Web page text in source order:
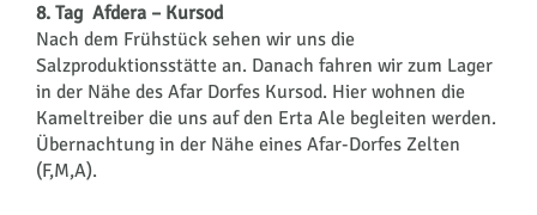
8. Tag Afdera – Kursod
Nach dem Frühstück sehen wir uns die
Salzproduktionsstätte an. Danach fahren wir zum Lager
in der Nähe des Afar Dorfes Kursod. Hier wohnen die
Kameltreiber die uns auf den Erta Ale begleiten werden.
Übernachtung in der Nähe eines Afar-Dorfes Zelten
(F,M,A).